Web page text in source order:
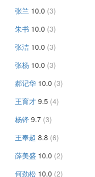
张兰 10.0 (3)
朱书 10.0 (3)
张洁 10.0 (3)
张杨 10.0 (3)
郝记华 10.0 (3)
王育才 9.5 (4)
杨锋 9.7 (3)
王奉超 8.8 (6)
薛美盛 10.0 (2)
何劲松 10.0 (2)